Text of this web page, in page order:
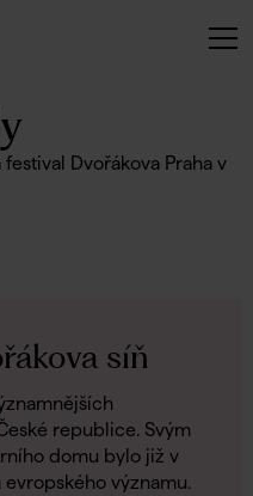
Dvořákova Praha v
síň
republice. Svým
domu bylo již v
významu.